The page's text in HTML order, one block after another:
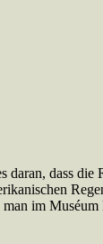
daran, dass die
im